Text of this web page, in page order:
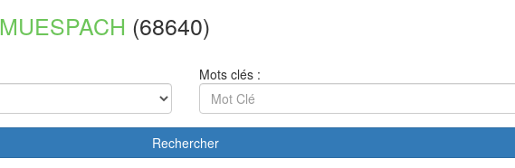
(68640)
Mots clés :
Rechercher